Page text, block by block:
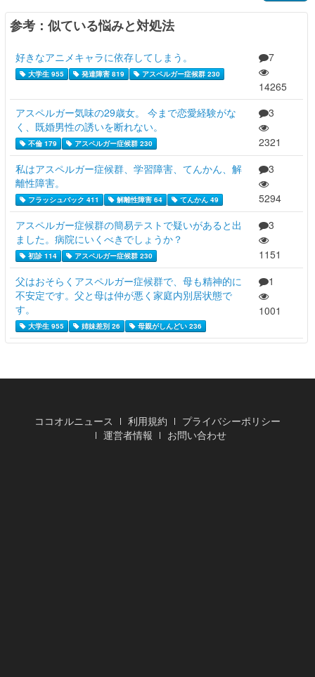
参考：似ている悩みと対処法
好きなアニメキャラに依存してしまう。
大学生 955 発達障害 819 アスペルガー症候群 230
7
14265
アスペルガー気味の29歳女。 今まで恋愛経験がな
く、既婚男性の誘いを断れない。
不倫 179 アスペルガー症候群 230
3
2321
私はアスペルガー症候群、学習障害、てんかん、解
離性障害。
フラッシュバック 411 解離性障害 64 てんかん 49
3
5294
アスペルガー症候群の簡易テストで疑いがあると出
ました。病院にいくべきでしょうか？
初診 114 アスペルガー症候群 230
3
1151
父はおそらくアスペルガー症候群で、母も精神的に
不安定です。父と母は仲が悪く家庭内別居状態で
す。
大学生 955 姉妹差別 26 母親がしんどい 236
1
1001
ココオルニュース 利用規約
プライバシーポリシー
運営者情報
お問い合わせ